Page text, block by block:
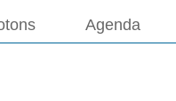
Agenda